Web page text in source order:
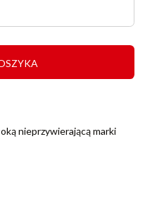
nieprzywierającą marki